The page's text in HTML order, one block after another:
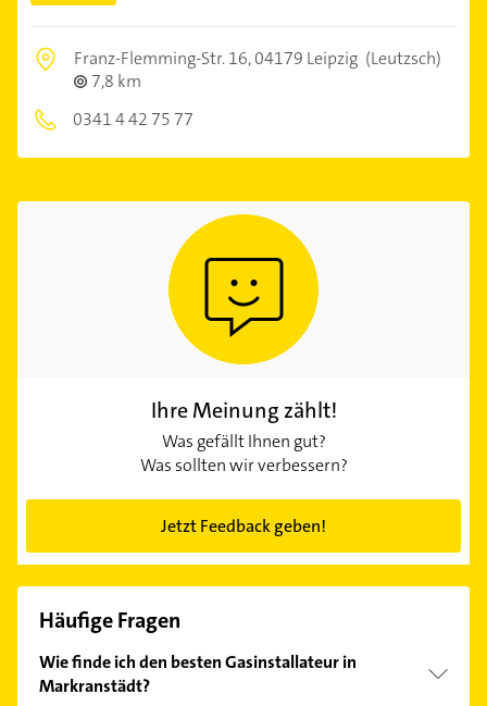
Franz-Flemming-Str. 16,04179 Leipzig (Leutzsch)
7,8 km
0341 4 42 75 77
Ihre Meinung zählt!
Was gefällt Ihnen gut?
Was sollten wir verbessern?
Jetzt Feedback geben!
Häufige Fragen
Wie finde ich den besten Gasinstallateur in
Markranstädt?